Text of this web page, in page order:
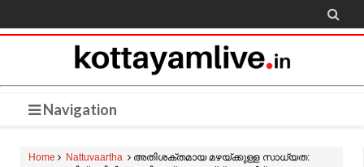

Navigation
Home Nattuvaartha
അതിശക്തമായ മഴയ്ക്കുള്ള സാധ്യത: